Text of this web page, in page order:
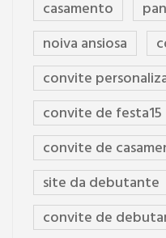
casamento
noiva ansiosa
convite
convite de festa15
convite de
site da debutante
convite de